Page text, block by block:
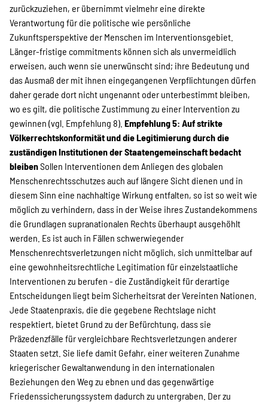
zurückzuziehen, er übernimmt vielmehr eine direkte
Verantwortung für die politische wie persönliche
Zukunftsperspektive der Menschen im Interventionsgebiet.
Länger-fristige commitments können sich als unvermeidlich
erweisen, auch wenn sie unerwünscht sind; ihre Bedeutung und
das Ausmaß der mit ihnen eingegangenen Verpflichtungen dürfen
daher gerade dort nicht ungenannt oder unterbestimmt bleiben,
wo es gilt, die politische Zustimmung zu einer Intervention zu
gewinnen (vgl. Empfehlung 8). Empfehlung 5: Auf strikte
Völkerrechtskonformität und die Legitimierung durch die
zuständigen Institutionen der Staatengemeinschaft bedacht
bleibenSollen Interventionen dem Anliegen des globalen
Menschenrechtsschutzes auch auf längere Sicht dienen und in
diesem Sinn eine nachhaltige Wirkung entfalten, so ist so weit wie
möglich zu verhindern, dass in der Weise ihres Zustandekommens
die Grundlagen supranationalen Rechts überhaupt ausgehöhlt
werden. Es ist auch in Fällen schwerwiegender
Menschenrechtsverletzungen nicht möglich, sich unmittelbar auf
eine gewohnheitsrechtliche Legitimation für einzelstaatliche
Interventionen zu berufen - die Zuständigkeit für derartige
Entscheidungen liegt beim Sicherheitsrat der Vereinten Nationen.
Jede Staatenpraxis, die die gegebene Rechtslage nicht
respektiert, bietet Grund zu der Befürchtung, dass sie
Präzedenzfälle für vergleichbare Rechtsverletzungen anderer
Staaten setzt. Sie liefe damit Gefahr, einer weiteren Zunahme
kriegerischer Gewaltanwendung in den internationalen
Beziehungen den Weg zu ebnen und das gegenwärtige
Friedenssicherungssystem dadurch zu untergraben. Der zu